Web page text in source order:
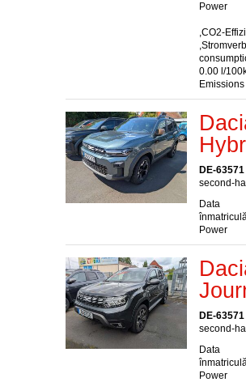
Power
,CO2-
0.00 l/
DE-
second-
Data
Power
DE-
second-
Data
Power